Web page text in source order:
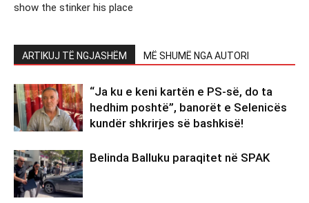
show the stinker his place
ARTIKUJ TË NGJASHËM MË SHUMË NGA AUTORI
“Ja ku e keni kartën e PS-së, do ta
hedhim poshtë”, banorët e Selenicës
kundër shkrirjes së bashkisë!
Belinda Balluku paraqitet në SPAK